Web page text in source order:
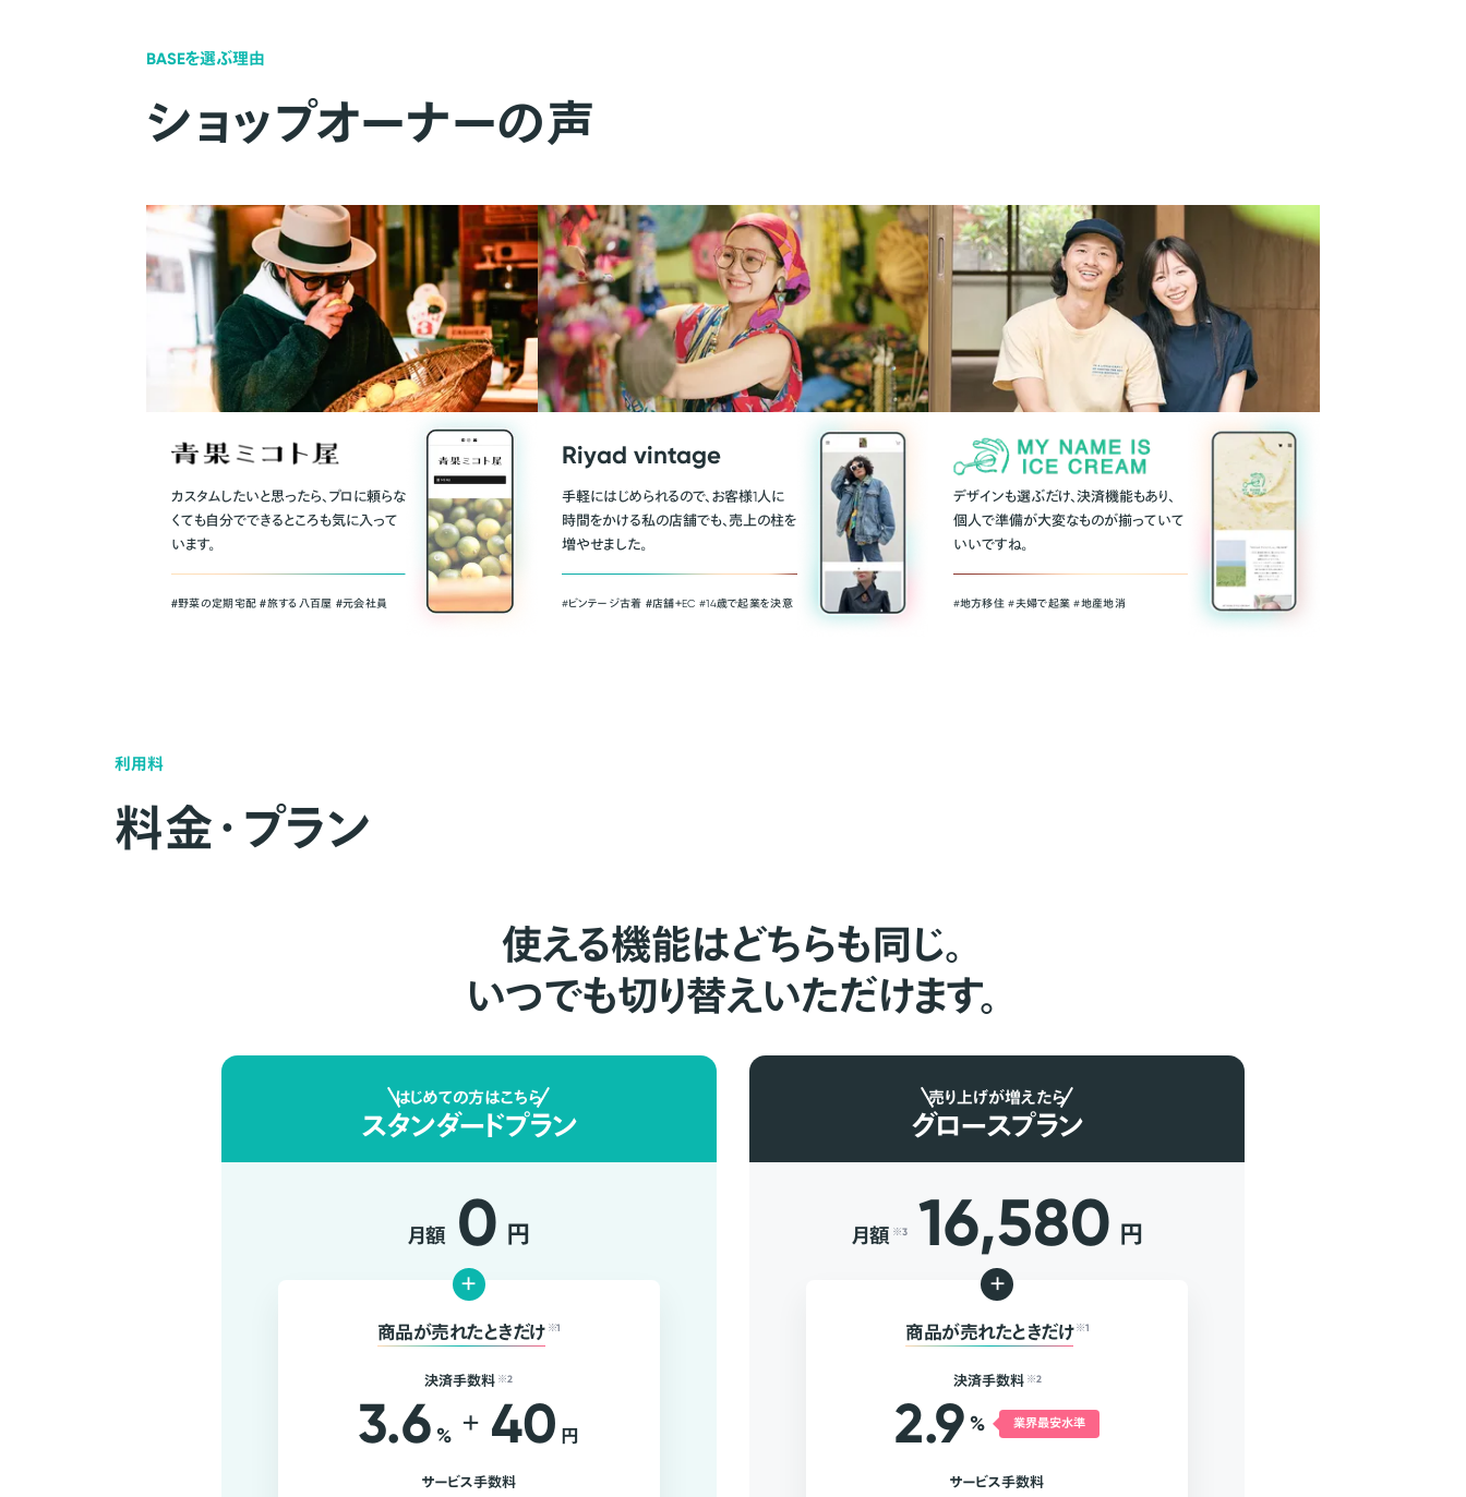
BASEを選ぶ理由
ショップオーナーの声
カスタムしたいと思ったら、プロに頼らな
くても自分でできるところも気に入って
います。
＃野菜の定期宅配 ＃旅する八百屋 ＃元会社員
Riyad vintage
手軽にはじめられるので、お客様1人に
時間をかける私の店舗でも、売上の柱を
増やせました。
#ビンテージ古着 ＃店舗＋EC #14歳で起業を決意
デザインも選ぶだけ、決済機能もあり、
個人で準備が大変なものが揃っていて
いいですね。
#地方移住 #夫婦で起業 #地産地消
利用料
料金・プラン
使える機能はどちらも同じ。
いつでも切り替えいただけます。
はじめての方はこちら
スタンダードプラン
月額 0 円
+
商品が売れたときだけ ※1
決済手数料 ※2
3.6 % + 40 円
サービス手数料
売り上げが増えたら
グロースプラン
月額 ※3 16,580 円
+
商品が売れたときだけ ※1
決済手数料 ※2
2.9 % 業界最安水準
サービス手数料